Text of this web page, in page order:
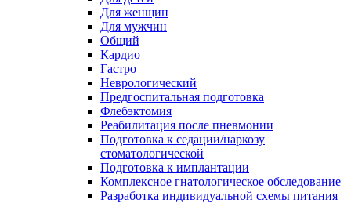
Для женщин
Для мужчин
Общий
Кардио
Гастро
Неврологический
Предгоспитальная подготовка
Флебэктомия
Реабилитация после пневмонии
Подготовка к седации/наркозу
стоматологической
Подготовка к имплантации
Комплексное гнатологическое обследование
Разработка индивидуальной схемы питания